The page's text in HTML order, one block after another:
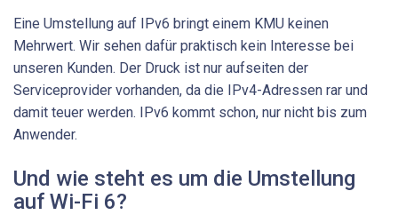
Eine Umstellung auf IPv6 bringt einem KMU keinen
Mehrwert. Wir sehen dafür praktisch kein Interesse bei
unseren Kunden. Der Druck ist nur aufseiten der
Serviceprovider vorhanden, da die IPv4-Adressen rar und
damit teuer werden. IPv6 kommt schon, nur nicht bis zum
Anwender.
Und wie steht es um die Umstellung
auf Wi-Fi 6?